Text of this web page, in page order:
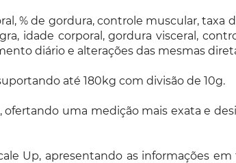
% de gordura, controle muscular, taxa
idade corporal, gordura visceral,
diário e alterações das mesmas
até 180kg com divisão de 10g.
ofertando uma medição mais exata e
Up, apresentando as informações